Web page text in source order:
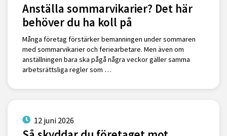
Anställa sommarvikarier? Det här
behöver du ha koll på
Många företag förstärker bemanningen under sommaren
med sommarvikarier och feriearbetare. Men även om
anställningen bara ska pågå några veckor gäller samma
arbetsrättsliga regler som …
12 juni 2026